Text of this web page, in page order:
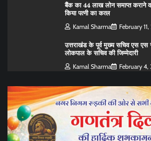
बैंक का 44 लाख लोन समाप्त कराने
किया पत्नी का कत्ल
Kamal Sharma February
उत्तराखंड के पूर्व मुख्य सचिव एस
लोकपाल के सचिव की जिम्मेदारी
Kamal Sharma February